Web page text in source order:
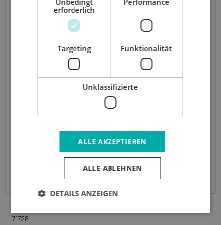
71728
Unbedingt
erforderlich
Performance
Targeting Funktionalität
Unklassifizierte
ALLE AKZEPTIEREN
ALLE ABLEHNEN
DETAILS ANZEIGEN